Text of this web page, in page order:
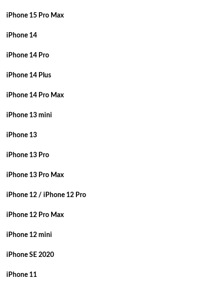
iPhone 15 Pro Max
iPhone 14
iPhone 14 Pro
iPhone 14 Plus
iPhone 14 Pro Max
iPhone 13 mini
iPhone 13
iPhone 13 Pro
iPhone 13 Pro Max
iPhone 12 / iPhone 12 Pro
iPhone 12 Pro Max
iPhone 12 mini
iPhone SE 2020
iPhone 11